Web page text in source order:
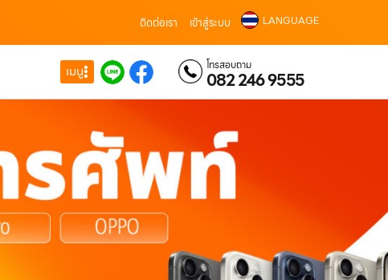
ติดต่อเรา เข้าสู่ระบบ LANGUAGE
เมนู โทรสอบถาม
082 246 9555